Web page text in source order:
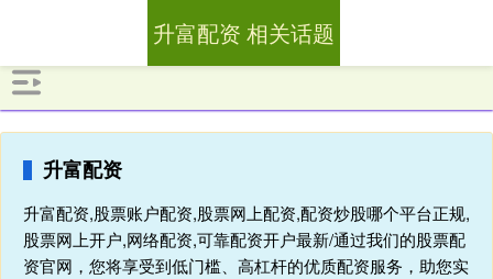
升富配资
升富配资,股票账户配资,股票网上配资,配资炒股哪个平台正规,
股票网上开户,网络配资,可靠配资开户最新/通过我们的股票配
资官网，您将享受到低门槛、高杠杆的优质配资服务，助您实
升富配资 相关话题